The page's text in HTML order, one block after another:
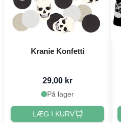
Kranie Konfetti
29,00 kr
På lager
LÆG I KURV